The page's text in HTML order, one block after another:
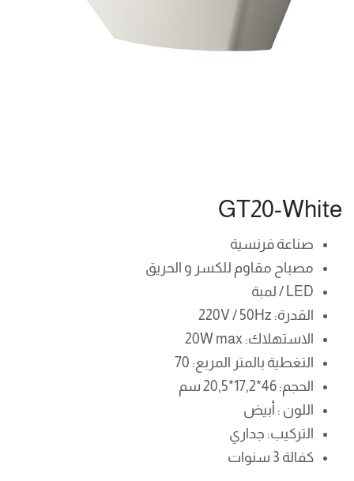
GT20-White
صناعة فرنسية
مصباح مقاوم للكسر و الحريق
LED / لمبة
القدرة: 220V / 50Hz
الاستهلاك: 20W max
التغطية بالمتر المربع: 70
الحجم: 46*17,2*20,5 سم
اللون : أبيض
التركيب: جداري
كفالة 3 سنوات